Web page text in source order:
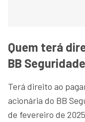
Quem terá
BB
Terá direito ao
acionária do BB
de fevereiro de